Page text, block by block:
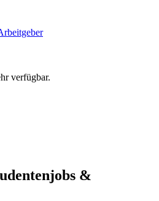
verfügbar.
&